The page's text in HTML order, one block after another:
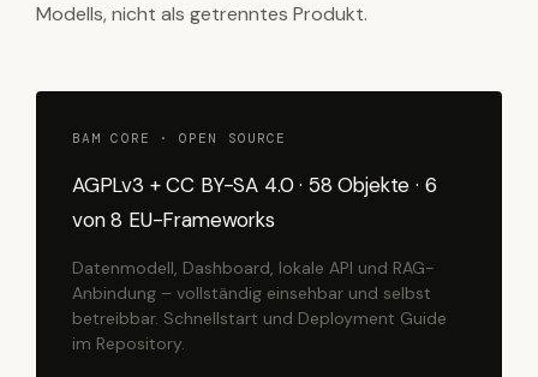
Modells, nicht als getrenntes Produkt.
BAM CORE · OPEN SOURCE
AGPLv3 + CC BY-SA 4.0 · 58 Objekte · 6
von 8 EU-Frameworks
Datenmodell, Dashboard, lokale API und RAG-
Anbindung – vollständig einsehbar und selbst
betreibbar. Schnellstart und Deployment Guide
im Repository.